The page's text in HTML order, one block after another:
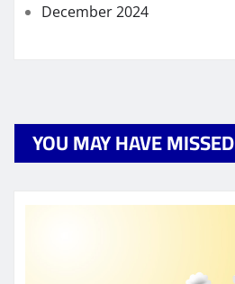
December 2024
YOU MAY HAVE MISSED